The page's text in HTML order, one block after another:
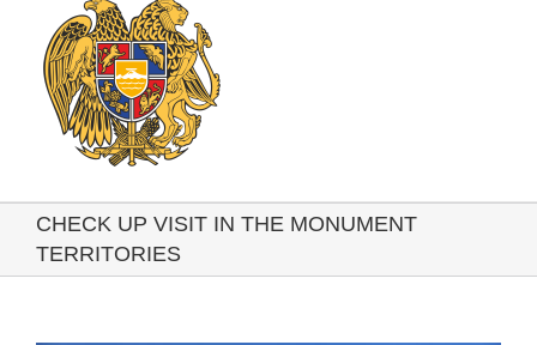
CHECK UP VISIT IN THE MONUMENT
TERRITORIES